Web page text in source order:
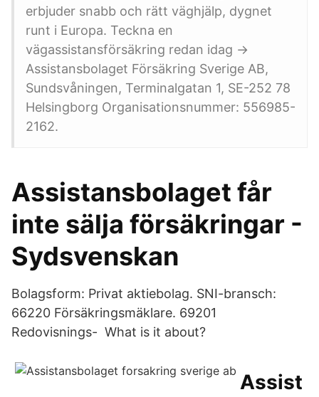
erbjuder snabb och rätt väghjälp, dygnet
runt i Europa. Teckna en
vägassistansförsäkring redan idag →
Assistansbolaget Försäkring Sverige AB,
Sundsvåningen, Terminalgatan 1, SE-252 78
Helsingborg Organisationsnummer: 556985-
2162.
Assistansbolaget får
inte sälja försäkringar -
Sydsvenskan
Bolagsform: Privat aktiebolag. SNI-bransch:
66220 Försäkringsmäklare. 69201
Redovisnings- What is it about?
Assist